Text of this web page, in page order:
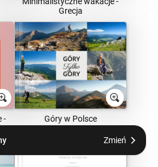
Grecja
-
Góry w Polsce
Zmień